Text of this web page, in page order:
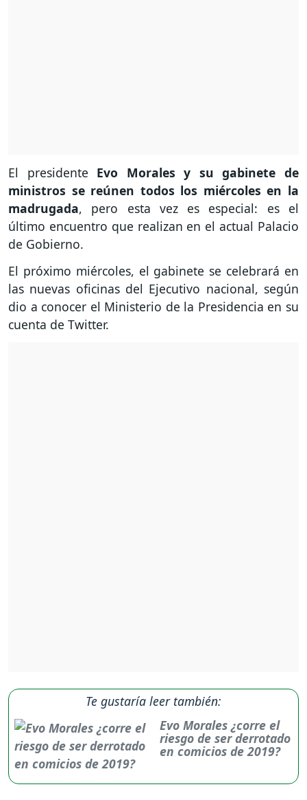
El presidente Evo Morales y su gabinete de
ministros se reúnen todos los miércoles en la
madrugada, pero esta vez es especial: es el
último encuentro que realizan en el actual Palacio
de Gobierno.
El próximo miércoles, el gabinete se celebrará en
las nuevas oficinas del Ejecutivo nacional, según
dio a conocer el Ministerio de la Presidencia en su
cuenta de Twitter.
Te gustaría leer también:
Evo Morales ¿corre el
riesgo de ser derrotado
en comicios de 2019?